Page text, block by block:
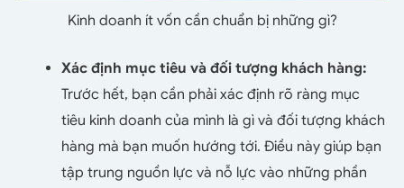
Kinh doanh ít vốn cần chuẩn bị những gì?
Xác định mục tiêu và đối tượng khách hàng:
Trước hết, bạn cần phải xác định rõ ràng mục
tiêu kinh doanh của mình là gì và đối tượng khách
hàng mà bạn muốn hướng tới. Điều này giúp bạn
tập trung nguồn lực và nỗ lực vào những phần